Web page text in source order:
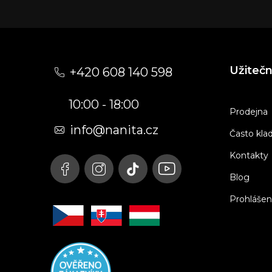
+420 608 140 598
10:00 - 18:00
info@nanita.cz
Prodejna
Často
Kontakty
Blog